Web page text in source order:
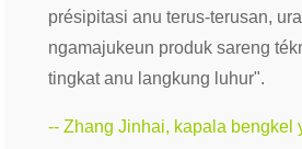
présipitasi anu terus-terusan,
ngamajukeun produk sareng
tingkat anu langkung luhur".
-- Zhang Jinhai, kapala bengkel